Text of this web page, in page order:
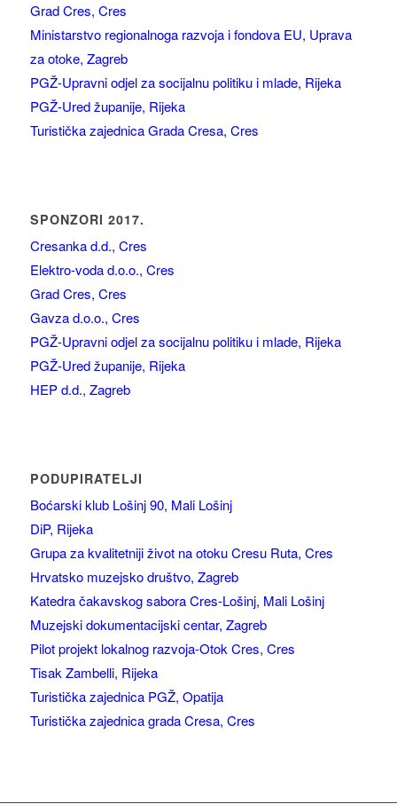
Grad Cres, Cres
Ministarstvo regionalnoga razvoja i fondova EU, Uprava
za otoke, Zagreb
PGŽ-Upravni odjel za socijalnu politiku i mlade, Rijeka
PGŽ-Ured županije, Rijeka
Turistička zajednica Grada Cresa, Cres
SPONZORI 2017.
Cresanka d.d., Cres
Elektro-voda d.o.o., Cres
Grad Cres, Cres
Gavza d.o.o., Cres
PGŽ-Upravni odjel za socijalnu politiku i mlade, Rijeka
PGŽ-Ured županije, Rijeka
HEP d.d., Zagreb
PODUPIRATELJI
Boćarski klub Lošinj 90, Mali Lošinj
DiP, Rijeka
Grupa za kvalitetniji život na otoku Cresu Ruta, Cres
Hrvatsko muzejsko društvo, Zagreb
Katedra čakavskog sabora Cres-Lošinj, Mali Lošinj
Muzejski dokumentacijski centar, Zagreb
Pilot projekt lokalnog razvoja-Otok Cres, Cres
Tisak Zambelli, Rijeka
Turistička zajednica PGŽ, Opatija
Turistička zajednica grada Cresa, Cres